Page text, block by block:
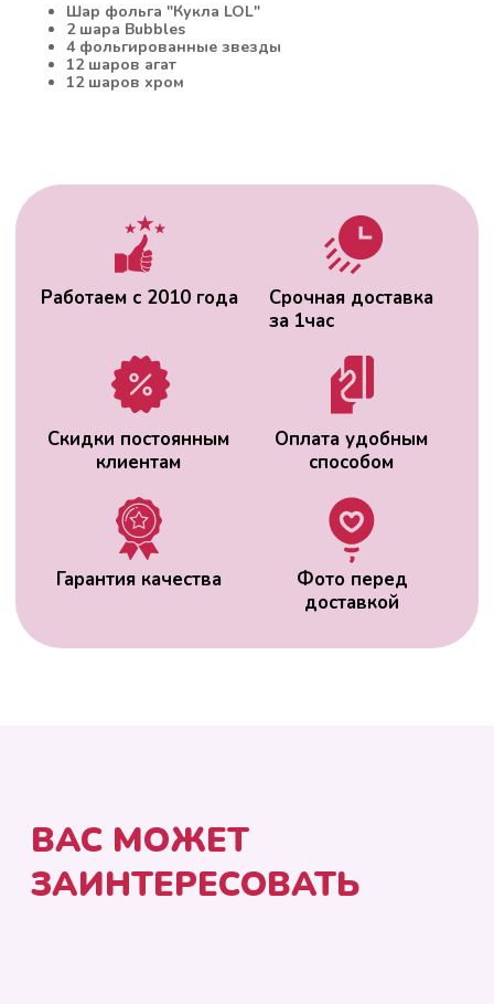
Шар фольга "Кукла LOL"
2 шара Bubbles
4 фольгированные звезды
12 шаров агат
12 шаров хром
за1час
Скидки постоянным
Гарантия качества
ВАС МОЖЕТ
ЗАИНТЕРЕСОВАТЬ